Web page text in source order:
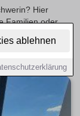
ablehnen
Hier
Familien oder
Lage und